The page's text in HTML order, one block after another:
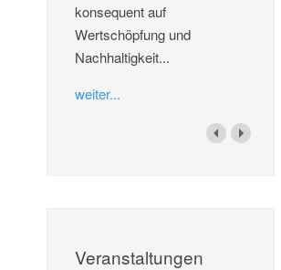
konsequent auf
Wertschöpfung und
Nachhaltigkeit...
weiter...
Veranstaltungen